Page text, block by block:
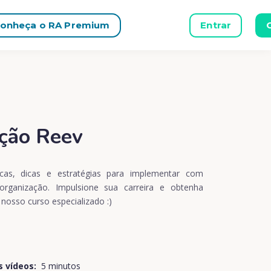
o RA Premium Entrar
Reev
dicas e estratégias para implementar com
Impulsione sua carreira e obtenha
curso especializado :)
vídeos: 5 minutos